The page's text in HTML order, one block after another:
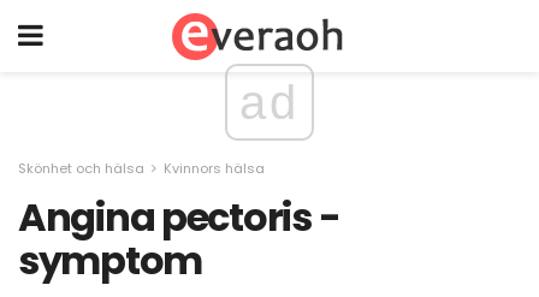
ad
Skönhet och hälsa Kvinnors hälsa
Angina pectoris -
symptom